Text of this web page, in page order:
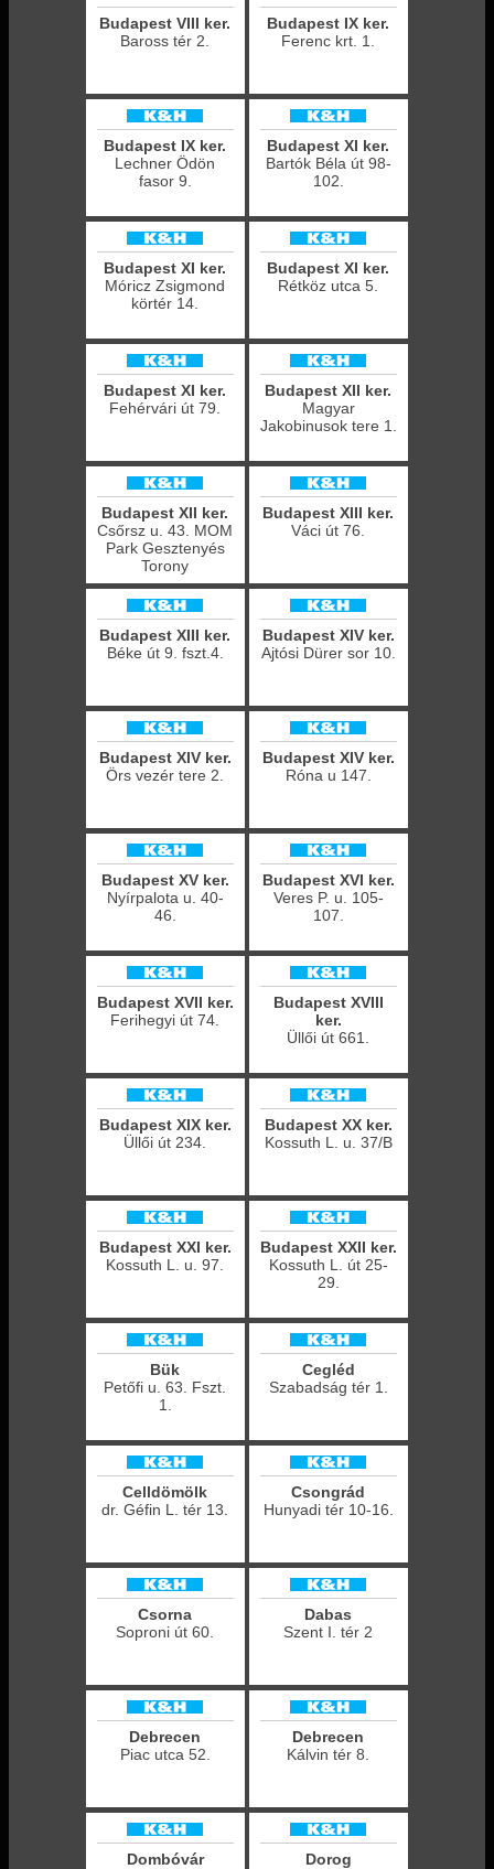
Budapest VIII ker.
Baross tér 2.
Budapest IX ker.
Ferenc krt. 1.
Budapest IX ker.
Lechner Ödön
fasor 9.
Budapest XI ker.
Bartók Béla út 98-
102.
Budapest XI ker.
Móricz Zsigmond
körtér 14.
Budapest XI ker.
Rétköz utca 5.
Budapest XI ker.
Fehérvári út 79.
Budapest XII ker.
Magyar
Jakobinusok tere 1.
Budapest XII ker.
Csőrsz u. 43. MOM
Park Gesztenyés
Torony
Budapest XIII ker.
Váci út 76.
Budapest XIII ker.
Béke út 9. fszt.4.
Budapest XIV ker.
Ajtósi Dürer sor 10.
Budapest XIV ker.
Örs vezér tere 2.
Budapest XIV ker.
Róna u 147.
Budapest XV ker.
Nyírpalota u. 40-
46.
Budapest XVI ker.
Veres P. u. 105-
107.
Budapest XVII ker.
Ferihegyi út 74.
Budapest XVIII
ker.
Üllői út 661.
Budapest XIX ker.
Üllői út 234.
Budapest XX ker.
Kossuth L. u. 37/B
Budapest XXI ker.
Kossuth L. u. 97.
Budapest XXII ker.
Kossuth L. út 25-
29.
Bük
Petőfi u. 63. Fszt.
1.
Cegléd
Szabadság tér 1.
Celldömölk
dr. Géfin L. tér 13.
Csongrád
Hunyadi tér 10-16.
Csorna
Soproni út 60.
Dabas
Szent I. tér 2
Debrecen
Piac utca 52.
Debrecen
Kálvin tér 8.
Dombóvár
Dorog